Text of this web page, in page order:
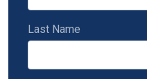
Last Name